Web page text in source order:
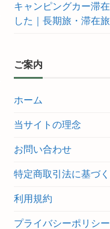
キャンピングカー滞
した｜長期旅・滞在
ご案内
ホーム
当サイトの理念
お問い合わせ
特定商取引法に基づ
利用規約
プライバシーポリシー